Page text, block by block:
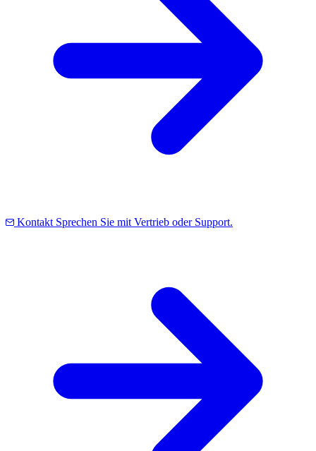
Kontakt Sprechen Sie mit Vertrieb oder Support.